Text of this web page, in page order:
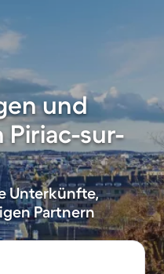
und
Piriac-sur-
Unterkünfte,
Partnern